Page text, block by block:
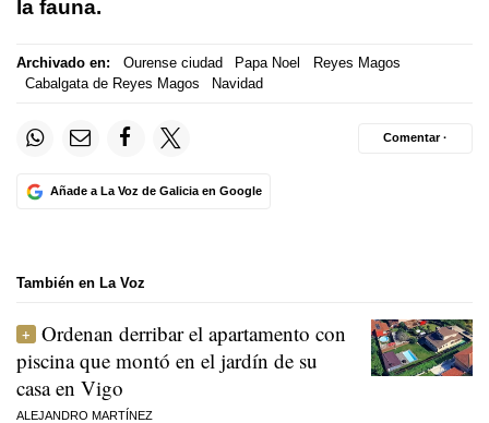
la fauna.
Archivado en: Ourense ciudad Papa Noel
Reyes Magos
Cabalgata de Reyes Magos
Navidad
Añade a La Voz de Galicia en Google
Comentar ·
También en La Voz
Ordenan derribar el apartamento con
piscina que montó en el jardín de su
casa en Vigo
ALEJANDRO MARTÍNEZ